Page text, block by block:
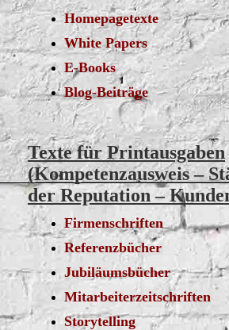
Homepagetexte
White Papers
E-Books
Blog-Beiträge
Texte für Printausgaben
(Kompetenzausweis –
der Reputation –
Firmenschriften
Referenzbücher
Jubiläumsbücher
Mitarbeiterzeitschriften
Storytelling